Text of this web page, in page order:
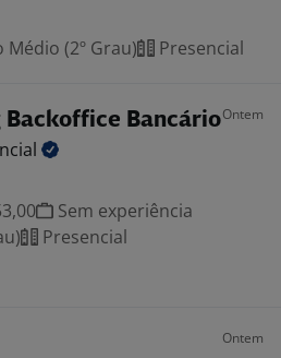
Médio (2º Grau) Presencial
Backoffice BancárioOntem
Sem experiência
Presencial
Ontem